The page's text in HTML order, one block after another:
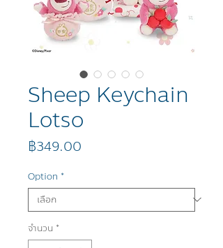
Sheep Keychain
Lotso
฿349.00
Option *
จำนวน *